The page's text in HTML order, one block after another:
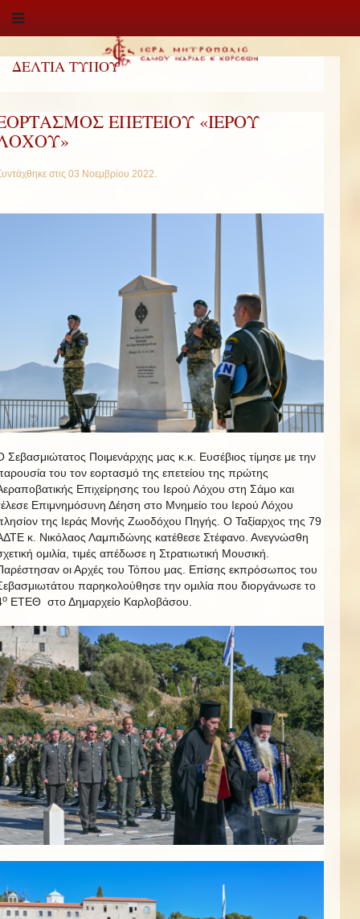
ΔΕΛΤΙΑ ΤΥΠΟΥ
ΕΠΕΤΕΙΟΥ «ΙΕΡΟΥ
στις 03 Νοεμβρίου 2022.
Σεβασμιώτατος Ποιμενάρχης μας κ.κ. Ευσέβιος τίμησε με την
του τον εορτασμό της επετείου της πρώτης
Επιχείρησης του Ιερού Λόχου στη Σάμο και
Επιμνημόσυνη Δέηση στο Μνημείο του Ιερού Λόχου
της Ιεράς Μονής Ζωοδόχου Πηγής. Ο Ταξίαρχος της 79
κ. Νικόλαος Λαμπιδώνης κατέθεσε Στέφανο. Ανεγνώσθη
ομιλία, τιμές απέδωσε η Στρατιωτική Μουσική.
οι Αρχές του Τόπου μας. Επίσης εκπρόσωπος του
παρηκολούθησε την ομιλία που διοργάνωσε το
ο ΕΤΕΘ στο Δημαρχείο Καρλοβάσου.